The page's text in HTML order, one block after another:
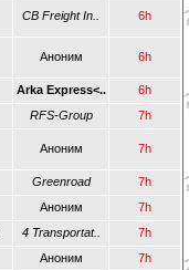
CB Freight In.. 6h
Аноним 6h
Arka Express<.. 6h
RFS-Group 7h
Аноним 7h
Greenroad 7h
Аноним 7h
4 Transportat.. 7h
Аноним 7h